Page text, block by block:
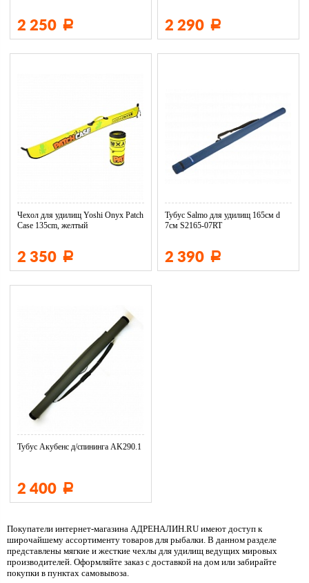
2 250 Р 2 290 Р
Чехол для удилищ Yoshi Onyx Patch
Сase 135cm, желтый
2 350 Р
Тубус Salmo для удилищ 165см d
7см S2165-07RT
2 390 Р
Тубус Акубенс д/спининга AK290.1
2 400 Р
Покупатели интернет-магазина АДРЕНАЛИН.RU имеют доступ к
широчайшему ассортименту товаров для рыбалки. В данном разделе
представлены мягкие и жесткие чехлы для удилищ ведущих мировых
производителей. Оформляйте заказ с доставкой на дом или забирайте
покупки в пунктах самовывоза.